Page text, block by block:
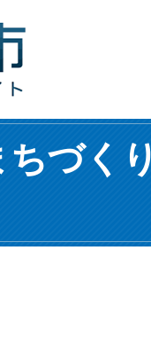
ちづく